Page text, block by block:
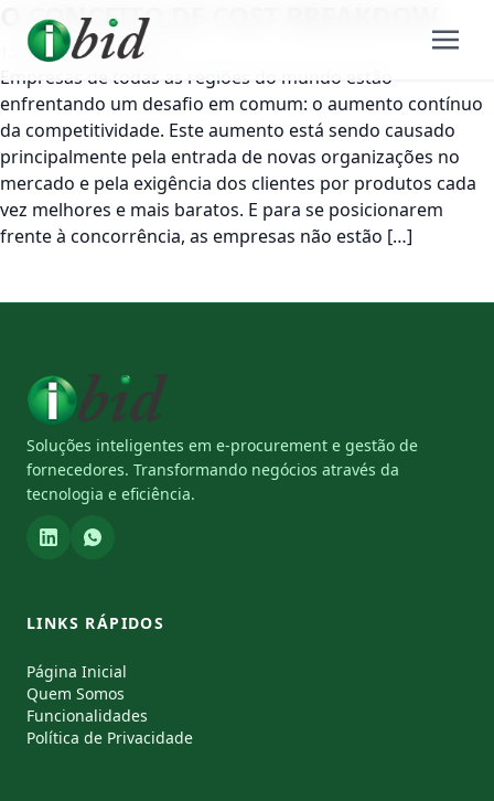
O CONCEITO DE COST BREAKDOW
15 de fevereiro de 2017
Empresas de todas as regiões do mundo estão
enfrentando um desafio em comum: o aumento contínuo
da competitividade. Este aumento está sendo causado
principalmente pela entrada de novas organizações no
mercado e pela exigência dos clientes por produtos cada
vez melhores e mais baratos. E para se posicionarem
frente à concorrência, as empresas não estão […]
Soluções inteligentes em e-procurement e gestão de
fornecedores. Transformando negócios através da
tecnologia e eficiência.
LINKS RÁPIDOS
Página Inicial
Quem Somos
Funcionalidades
Política de Privacidade